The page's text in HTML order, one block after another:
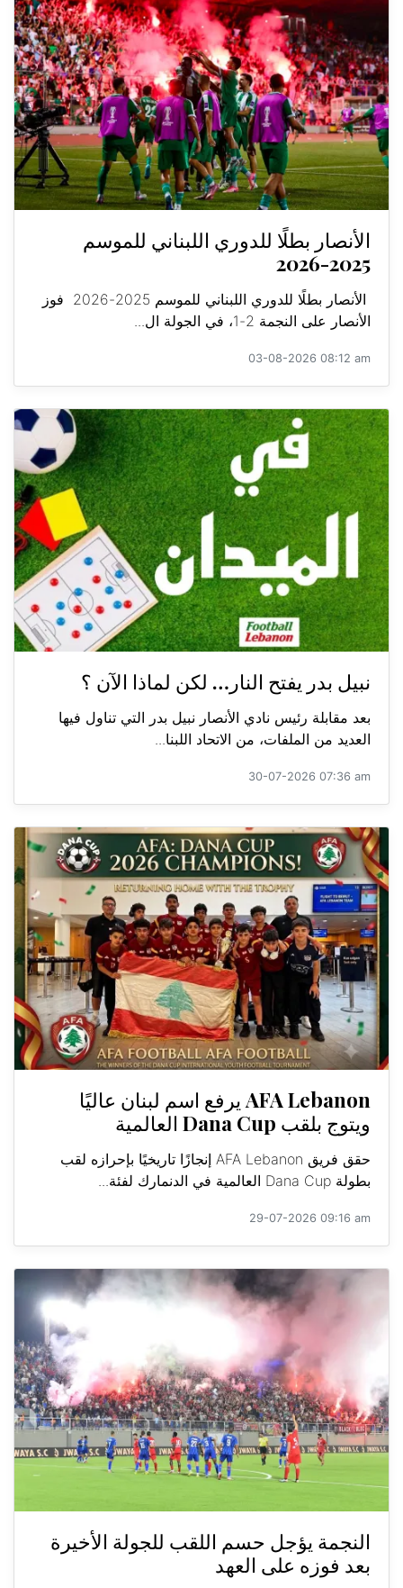
الأنصار بطلًا للدوري اللبناني للموسم
2025-2026
الأنصار بطلًا للدوري اللبناني للموسم 2025-2026 فوز
الأنصار على النجمة 2-1، في الجولة ال...
03-08-2026 08:12 am
نبيل بدر يفتح النار… لكن لماذا الآن ؟
بعد مقابلة رئيس نادي الأنصار نبيل بدر التي تناول فيها
العديد من الملفات، من الاتحاد اللبنا...
30-07-2026 07:36 am
AFA Lebanon يرفع اسم لبنان عاليًا
ويتوج بلقب Dana Cup العالمية
حقق فريق AFA Lebanon إنجازًا تاريخيًا بإحرازه لقب
بطولة Dana Cup العالمية في الدنمارك لفئة...
29-07-2026 09:16 am
النجمة يؤجل حسم اللقب للجولة الأخيرة
بعد فوزه على العهد